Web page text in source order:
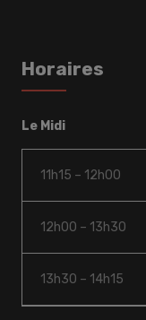
Horaires
Le Midi
11h15 – 12h00
12h00 – 13h30
13h30 – 14h15